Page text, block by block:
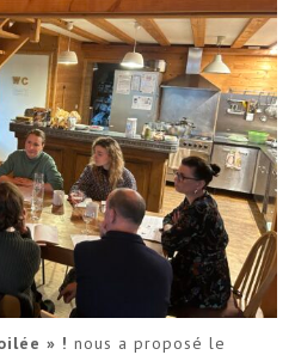
» ! nous a proposé le